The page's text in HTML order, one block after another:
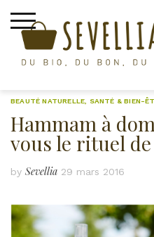
content
BEAUTÉ NATURELLE SANTÉ & BIEN-
Hammam à
vous le rituel de
by Sevellia 29 mars 2016